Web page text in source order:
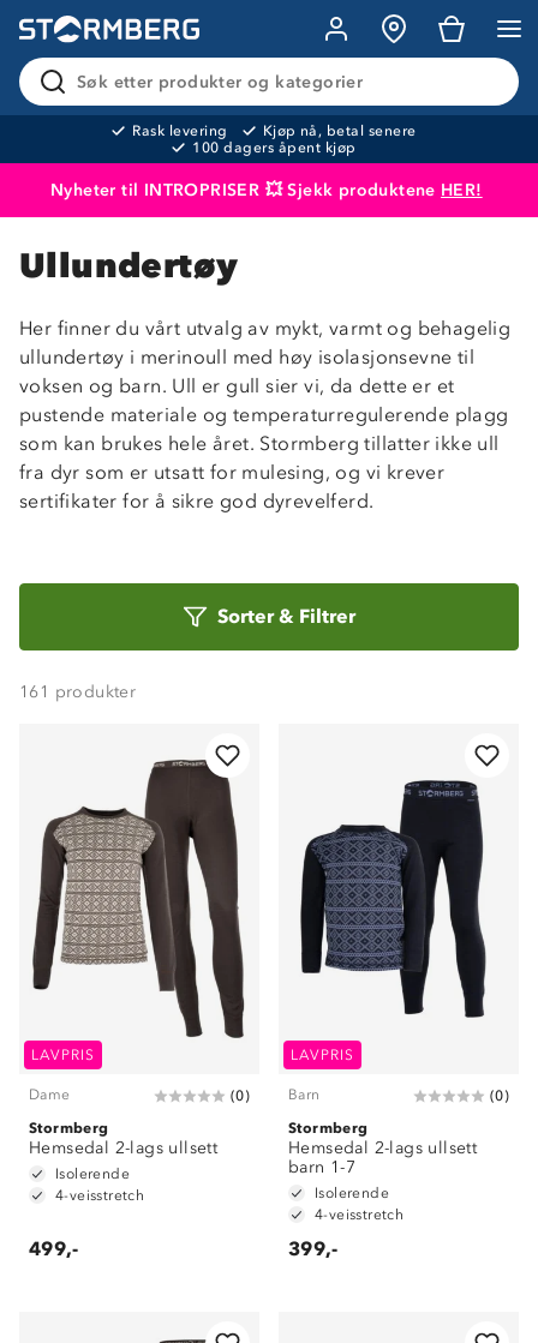
Søk etter produkter og kategorier
Rask levering
Kjøp nå, betal senere
100 dagers åpent kjøp
Nyheter til INTROPRISER 💥 Sjekk produktene HER!
Produktet er lagt i handlekurven
Ullundertøy
Her finner du vårt utvalg av mykt, varmt og behagelig
ullundertøy i merinoull med høy isolasjonsevne til
voksen og barn. Ull er gull sier vi, da dette er et
pustende materiale og temperaturregulerende plagg
som kan brukes hele året. Stormberg tillatter ikke ull
fra dyr som er utsatt for mulesing, og vi krever
sertifikater for å sikre god dyrevelferd.
Sorter& Filtrer
161 produkter
LAVPRIS
Dame (0)
Stormberg
Hemsedal 2-lags ullsett
Isolerende
4-veisstretch
499,-
LAVPRIS
Barn (0)
Stormberg
Hemsedal 2-lags ullsett
barn 1-7
Isolerende
4-veisstretch
399,-